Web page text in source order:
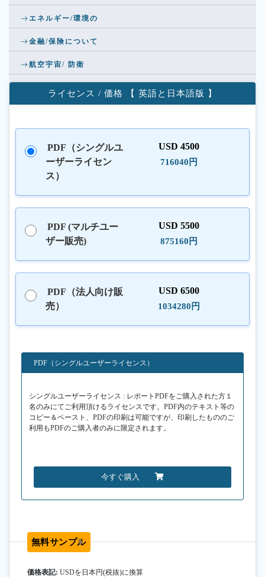
エネルギー/環境の
金融/保険について
航空宇宙/ 防衛
ライセンス / 価格 【 英語と日本語版 】
PDF（シングルユ
ーザーライセン
ス）
USD 4500
716040円
PDF (マルチユー
ザー販売)
USD 5500
875160円
PDF（法人向け販
売）
USD 6500
1034280円
PDF（シングルユーザーライセンス）
シングルユーザーライセンス : レポートPDFをご購入された方１
名のみにてご利用頂けるライセンスです。PDF内のテキスト等の
コピー＆ペースト、PDFの印刷は可能ですが、印刷したもののご
利用もPDFのご購入者のみに限定されます。
今すぐ購入
無料サンプル
価格表記: USDを日本円(税抜)に換算